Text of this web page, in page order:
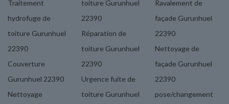
Traitement
hydrofuge de
toiture Gurunhuel
22390
Couverture
Gurunhuel 22390
Nettoyage
toiture Gurunhuel
22390
Réparation de
toiture Gurunhuel
22390
Urgence fuite de
toiture Gurunhuel
Ravalement de
façade Gurunhuel
22390
Nettoyage de
façade Gurunhuel
22390
pose/changement